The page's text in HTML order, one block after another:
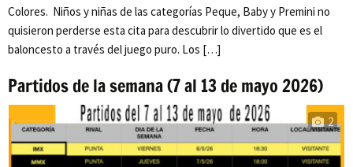
Colores. Niños y niñas de las categorías Peque, Baby y Premini no
quisieron perderse esta cita para descubrir lo divertido que es el
baloncesto a través del juego puro. Los […]
Partidos de la semana (7 al 13 de mayo 2026)
2